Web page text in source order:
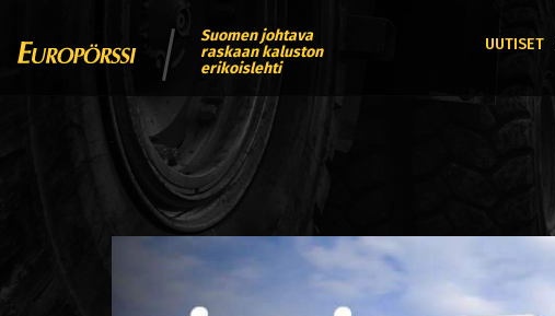
Suomen johtava
raskaan kaluston
erikoislehti
UUTISET